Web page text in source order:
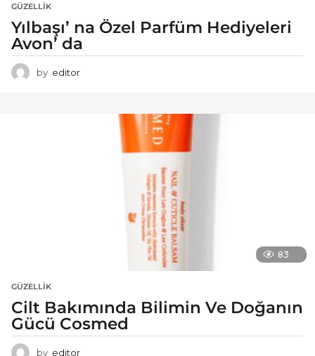
GÜZELLIK
Yılbaşı’ na Özel Parfüm Hediyeleri
Avon’ da
by editor
83
GÜZELLIK
Cilt Bakımında Bilimin Ve Doğanın
Gücü Cosmed
by editor